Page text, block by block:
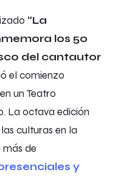
“La
los 50
del cantautor
el comienzo
en un Teatro
La octava edición
culturas en la
más de
y